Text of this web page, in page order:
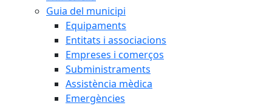
Guia del municipi
Equipaments
Entitats i associacions
Empreses i comerços
Subministraments
Assistència mèdica
Emergències